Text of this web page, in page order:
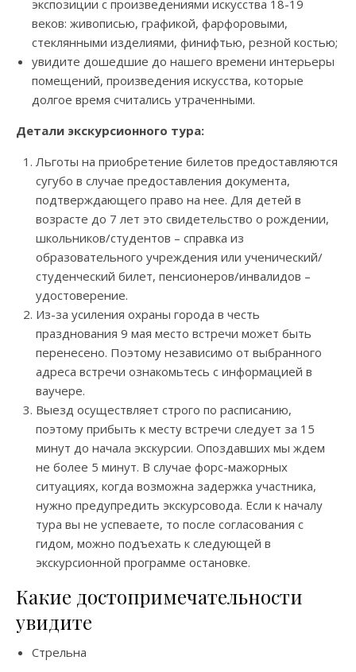
экспозиции с произведениями искусства 18-19
веков: живописью, графикой, фарфоровыми,
стеклянными изделиями, финифтью, резной костью;
увидите дошедшие до нашего времени интерьеры
помещений, произведения искусства, которые
долгое время считались утраченными.
Детали экскурсионного тура:
Льготы на приобретение билетов предоставляются
сугубо в случае предоставления документа,
подтверждающего право на нее. Для детей в
возрасте до 7 лет это свидетельство о рождении,
школьников/студентов – справка из
образовательного учреждения или ученический/
студенческий билет, пенсионеров/инвалидов –
удостоверение.
Из-за усиления охраны города в честь
празднования 9 мая место встречи может быть
перенесено. Поэтому независимо от выбранного
адреса встречи ознакомьтесь с информацией в
ваучере.
Выезд осуществляет строго по расписанию,
поэтому прибыть к месту встречи следует за 15
минут до начала экскурсии. Опоздавших мы ждем
не более 5 минут. В случае форс-мажорных
ситуациях, когда возможна задержка участника,
нужно предупредить экскурсовода. Если к началу
тура вы не успеваете, то после согласования с
гидом, можно подъехать к следующей в
экскурсионной программе остановке.
Какие достопримечательности
увидите
Стрельна